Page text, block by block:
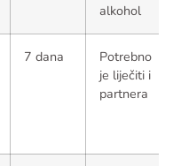
alkohol
7 dana
Potrebno
je liječiti i
partnera